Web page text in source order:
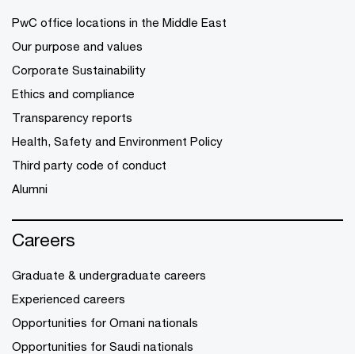
PwC office locations in the Middle East
Our purpose and values
Corporate Sustainability
Ethics and compliance
Transparency reports
Health, Safety and Environment Policy
Third party code of conduct
Alumni
Careers
Graduate & undergraduate careers
Experienced careers
Opportunities for Omani nationals
Opportunities for Saudi nationals